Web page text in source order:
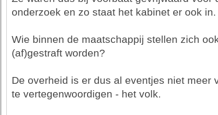
onderzoek en zo staat het kabinet er ook in.
Wie binnen de maatschappij stellen zich
(af)gestraft worden?
De overheid is er dus al eventjes niet meer
te vertegenwoordigen - het volk.